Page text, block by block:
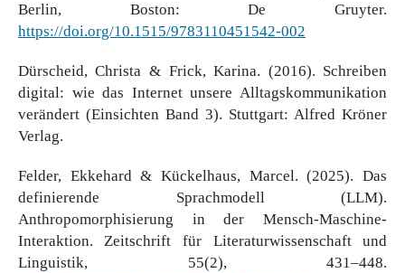
Berlin, Boston: De Gruyter.
https://doi.org/10.1515/9783110451542-002
Dürscheid, Christa & Frick, Karina. (2016). Schreiben
digital: wie das Internet unsere Alltagskommunikation
verändert (Einsichten Band 3). Stuttgart: Alfred Kröner
Verlag.
Felder, Ekkehard & Kückelhaus, Marcel. (2025). Das
definierende Sprachmodell (LLM).
Anthropomorphisierung in der Mensch-Maschine-
Interaktion. Zeitschrift für Literaturwissenschaft und
Linguistik, 55(2), 431–448.